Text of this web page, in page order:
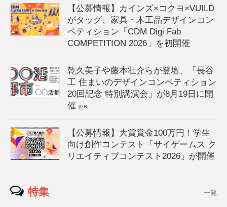
【公募情報】カインズ×コクヨ×VUILD
がタッグ、家具・木工品デザインコン
ペティション「CDM Digi Fab
COMPETITION 2026」を初開催
乾久美子や藤本壮介らが登壇、「長谷
工 住まいのデザインコンペティション
20回記念 特別講演会」が8月19日に開
催[PR]
【公募情報】大賞賞金100万円！学生
向け創作コンテスト「サイゲームス ク
リエイティブコンテスト2026」が開催
特集 一覧